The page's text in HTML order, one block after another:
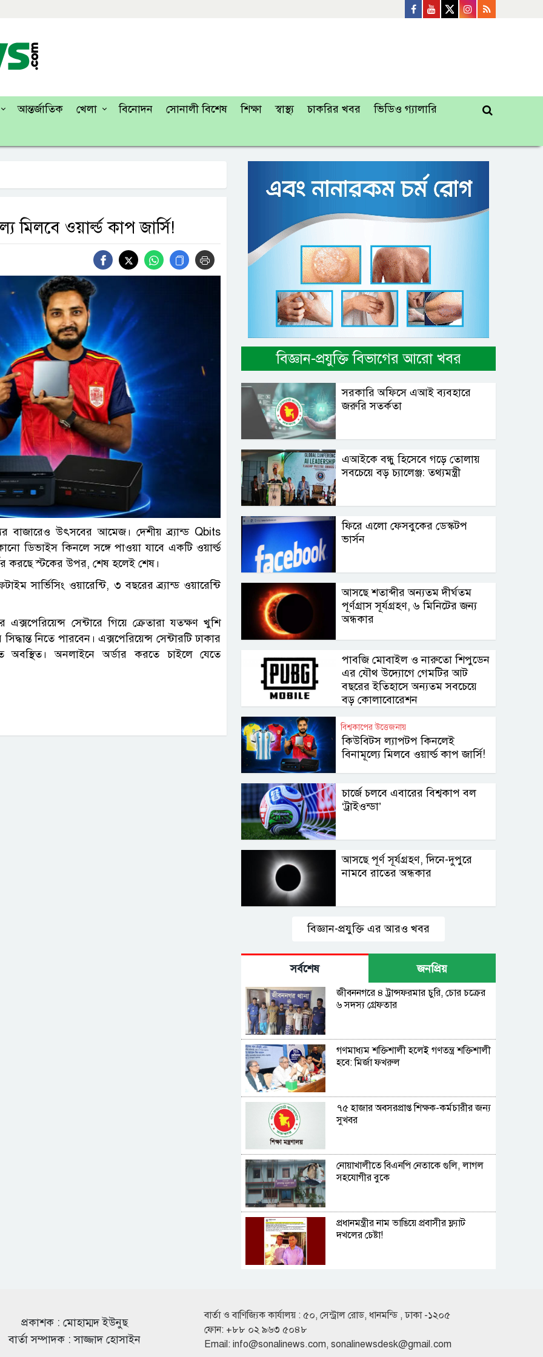
আন্তর্জাতিক খেলা বিনোদন সোনালী বিশেষ শিক্ষা স্বাস্থ্য চাকরির খবর
ভিডিও গ্যালারি
মিলবে ওয়ার্ল্ড কাপ জার্সি!
ছবিবাজারেও উৎসবের আমেজ। দেশীয় ব্র্যান্ড Qbits
ডিভাইস কিনলে সঙ্গে পাওয়া যাবে একটি ওয়ার্ল্ড
করছে স্টকের উপর, শেষ হলেই শেষ।
সার্ভিসিং ওয়ারেন্টি, ৩ বছরের ব্র্যান্ড ওয়ারেন্টি
সেন্টারে গিয়ে ক্রেতারা যতক্ষণ খুশি
নিতে পারবেন। এক্সপেরিয়েন্স সেন্টারটি ঢাকার
অনলাইনে অর্ডার করতে চাইলে যেতে
বিজ্ঞান-প্রযুক্তি বিভাগের আরো খবর
সরকারি অফিসে এআই ব্যবহারে
জরুরি সতর্কতা
এআইকে বন্ধু হিসেবে গড়ে তোলায়
সবচেয়ে বড় চ্যালেঞ্জ: তথ্যমন্ত্রী
ফিরে এলো ফেসবুকের ডেস্কটপ
ভার্সন
আসছে শতাব্দীর অন্যতম দীর্ঘতম
পূর্ণগ্রাস সূর্যগ্রহণ, ৬ মিনিটের জন্য
অন্ধকার
পাবজি মোবাইল ও নারুতো শিপুডেন
এর যৌথ উদ্যোগে গেমটির আট
বছরের ইতিহাসে অন্যতম সবচেয়ে
বড় কোলাবোরেশন
বিশ্বকাপের উত্তেজনায়
কিউবিটস ল্যাপটপ কিনলেই
বিনামূল্যে মিলবে ওয়ার্ল্ড কাপ জার্সি!
চার্জে চলবে এবারের বিশ্বকাপ বল
‘ট্রাইওন্ডা’
আসছে পূর্ণ সূর্যগ্রহণ, দিনে-দুপুরে
নামবে রাতের অন্ধকার
বিজ্ঞান-প্রযুক্তি এর আরও খবর
সর্বশেষ জনপ্রিয়
জীবননগরে ৪ ট্রান্সফরমার চুরি, চোর চক্রের
৬ সদস্য গ্রেফতার
গণমাধ্যম শক্তিশালী হলেই গণতন্ত্র শক্তিশালী
হবে: মির্জা ফখরুল
৭৫ হাজার অবসরপ্রাপ্ত শিক্ষক-কর্মচারীর জন্য
সুখবর
নোয়াখালীতে বিএনপি নেতাকে গুলি, লাগল
সহযোগীর বুকে
প্রধানমন্ত্রীর নাম ভাঙিয়ে প্রবাসীর ফ্ল্যাট
দখলের চেষ্টা!
নারায়ণগঞ্জে আগুনে একই পরিবারের তিন
সদস্য দগ্ধ
প্রকাশক : মোহাম্মদ ইউনুছ
বার্তা সম্পাদক : সাজ্জাদ হোসাইন
বার্তা ও বাণিজ্যিক কার্যালয় : ৫০, সেন্ট্রাল রোড, ধানমন্ডি , ঢাকা -১২০৫
ফোন: +৮৮ ০২ ৯৬৩ ৫০৪৮
Email: info@sonalinews.com, sonalinewsdesk@gmail.com